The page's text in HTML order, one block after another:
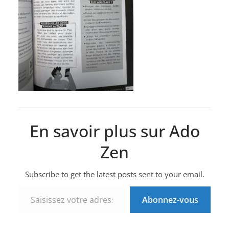
En savoir plus sur Ado
Zen
Subscribe to get the latest posts sent to your email.
Abonnez-vous